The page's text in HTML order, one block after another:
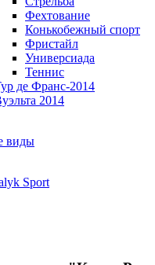
Фехтование
Конькобежный спорт
Фристайл
Универсиада
Теннис
де Франс-2014
2014
виды
Sport